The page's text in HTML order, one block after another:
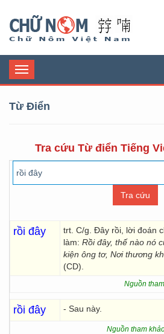
Toggle
navigation
Từ Điển
Tra cứu Từ điển Tiếng
rồi đây
trt. C/g. Đây rồi, lời đoán
làm: Rồi đây, thế nào nó
kiện ông tơ, Nơi thương
(CD).
Nguồn
rồi đây - Sau này.
Nguồn tham